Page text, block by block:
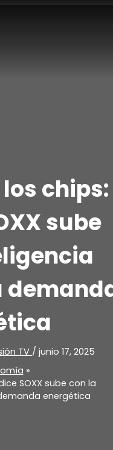
chips:
sube
TV / junio 17, 2025
SOXX sube con la
energética